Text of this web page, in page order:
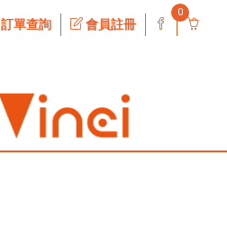
訂單查詢 會員註冊
0